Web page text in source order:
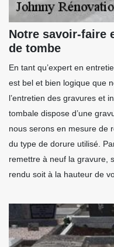
Notre savoir-faire
de tombe
En tant qu’expert en
est bel et bien logique que
l’entretien des gravures et
tombale dispose d’une
nous serons en mesure de
du type de dorure utilisé.
remettre à neuf la gravure,
rendu soit à la hauteur de